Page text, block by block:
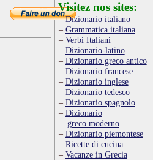
Visitez nos sites:
Dizionario italiano
Grammatica italiana
Verbi Italiani
Dizionario-latino
Dizionario greco antico
Dizionario francese
Dizionario inglese
Dizionario tedesco
Dizionario spagnolo
Dizionario
greco moderno
Dizionario piemontese
Ricette di cucina
Vacanze in Grecia